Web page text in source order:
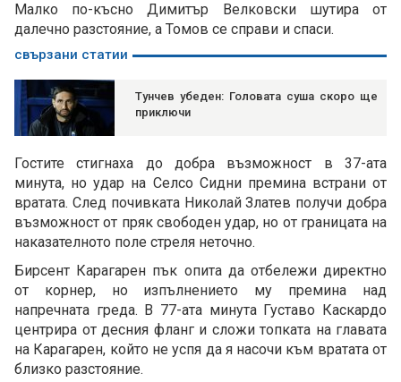
Малко по-късно Димитър Велковски шутира от
далечно разстояние, а Томов се справи и спаси.
свързани статии
Тунчев убеден: Головата суша скоро ще
приключи
Гостите стигнаха до добра възможност в 37-ата
минута, но удар на Селсо Сидни премина встрани от
вратата. След почивката Николай Златев получи добра
възможност от пряк свободен удар, но от границата на
наказателното поле стреля неточно.
Бирсент Карагарен пък опита да отбележи директно
от корнер, но изпълнението му премина над
напречната греда. В 77-ата минута Густаво Каскардо
центрира от десния фланг и сложи топката на главата
на Карагарен, който не успя да я насочи към вратата от
близко разстояние.